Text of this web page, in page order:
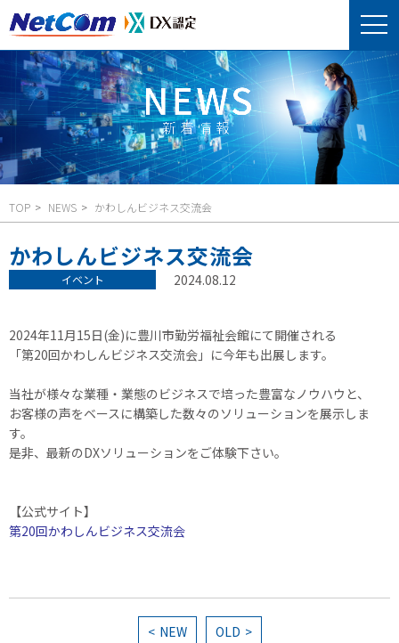
TOP NEWS かわしんビジネス交流会
かわしんビジネス交流会
イベント 2024.08.12
2024年11月15日(金)に豊川市勤労福祉会館にて開催される
「第20回かわしんビジネス交流会」に今年も出展します。
当社が様々な業種・業態のビジネスで培った豊富なノウハウと、
お客様の声をベースに構築した数々のソリューションを展示しま
す。
是非、最新のDXソリューションをご体験下さい。
【公式サイト】
第20回かわしんビジネス交流会
NEW OLD